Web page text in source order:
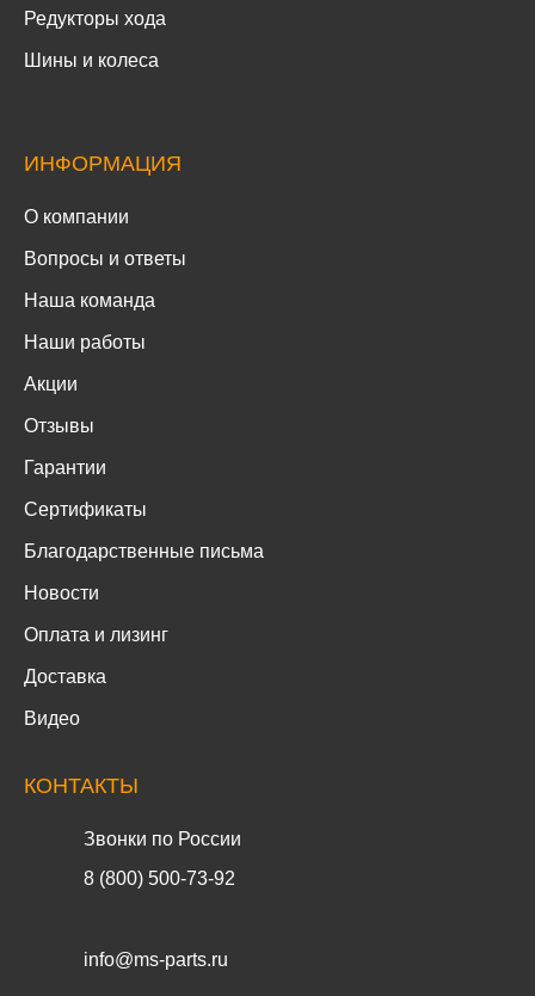
Редукторы хода
Шины и колеса
ИНФОРМАЦИЯ
О компании
Вопросы и ответы
Наша команда
Наши работы
Акции
Отзывы
Гарантии
Сертификаты
Благодарственные письма
Новости
Оплата и лизинг
Доставка
Видео
КОНТАКТЫ
Звонки по России
8 (800) 500-73-92
info@ms-parts.ru